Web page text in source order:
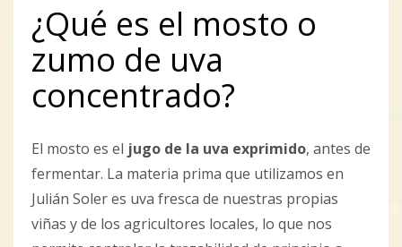
¿Qué es el mosto o
zumo de uva
concentrado?
El mosto es el jugo de la uva exprimido, antes de
fermentar. La materia prima que utilizamos en
Julián Soler es uva fresca de nuestras propias
viñas y de los agricultores locales, lo que nos